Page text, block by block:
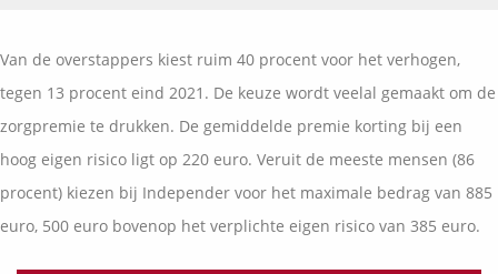
Samenwerkende partners
Expats services
Onderhoudsabonnementen
Klanten over
Blog
Van de overstappers kiest ruim 40 procent voor het verhogen,
tegen 13 procent eind 2021. De keuze wordt veelal gemaakt om de
zorgpremie te drukken. De gemiddelde premie korting bij een
hoog eigen risico ligt op 220 euro. Veruit de meeste mensen (86
procent) kiezen bij Independer voor het maximale bedrag van 885
euro, 500 euro bovenop het verplichte eigen risico van 385 euro.